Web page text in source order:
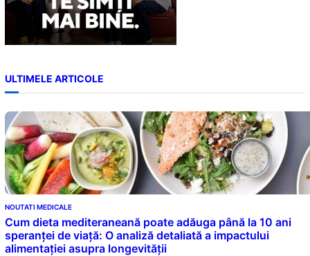
ULTIMELE ARTICOLE
NOUTATI MEDICALE
Cum dieta mediteraneană poate adăuga până la 10 ani
speranței de viață: O analiză detaliată a impactului
alimentației asupra longevității